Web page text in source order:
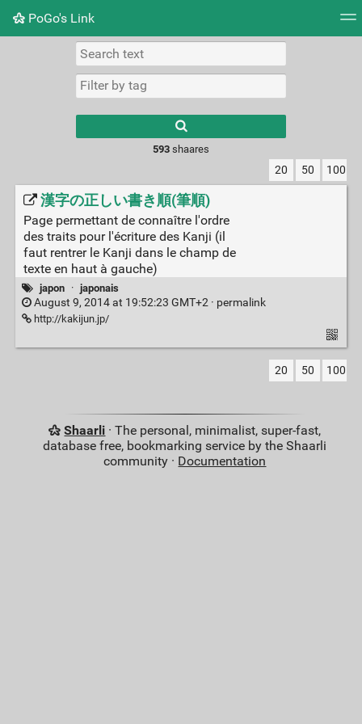
PoGo's Link
Picture wall
results.
593shaares
20 50 100
漢字の正しい書き順(筆順)
Page permettant de connaître l'ordre
des traits pour l'écriture des Kanji (il
faut rentrer le Kanji dans le champ de
texte en haut à gauche)
japon · japonais
August 9, 2014 at 19:52:23 GMT+2 · permalink
http://kakijun.jp/
20 50 100
Shaarli · The personal, minimalist, super-fast,
database free, bookmarking service by the Shaarli
community · Documentation